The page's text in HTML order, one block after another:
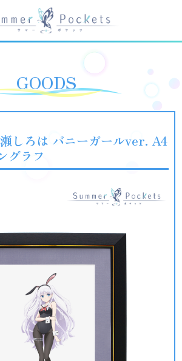
GOODS
しろは バニーガールver. A4
グラフ